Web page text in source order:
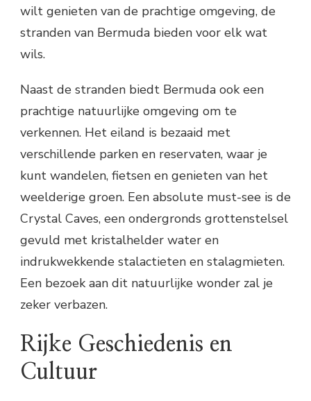
wilt genieten van de prachtige omgeving, de
stranden van Bermuda bieden voor elk wat
wils.
Naast de stranden biedt Bermuda ook een
prachtige natuurlijke omgeving om te
verkennen. Het eiland is bezaaid met
verschillende parken en reservaten, waar je
kunt wandelen, fietsen en genieten van het
weelderige groen. Een absolute must-see is de
Crystal Caves, een ondergronds grottenstelsel
gevuld met kristalhelder water en
indrukwekkende stalactieten en stalagmieten.
Een bezoek aan dit natuurlijke wonder zal je
zeker verbazen.
Rijke Geschiedenis en
Cultuur